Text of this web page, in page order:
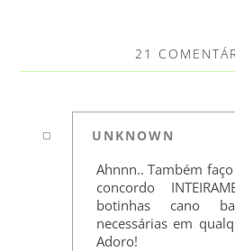
21
UNKNOWN
Ahnnn.. Também
concordo
botinhas cano
necessárias em
Adoro!